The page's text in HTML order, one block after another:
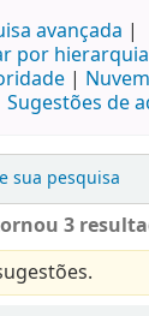
avançada
por hierarquia
Sugestões de
sua pesquisa
3